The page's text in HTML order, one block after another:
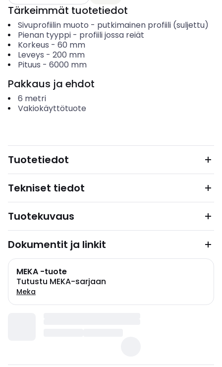
Tärkeimmät tuotetiedot
Sivuprofiilin muoto - putkimainen profiili (suljettu)
Pienan tyyppi- profiili jossa reiät
Korkeus - 60 mm
Leveys - 200 mm
Pituus - 6000 mm
Pakkaus ja ehdot
6 metri
Vakiokäyttötuote
Tuotetiedot
Tekniset tiedot
Tuotekuvaus
Dokumentit ja linkit
MEKA -tuote
Tutustu MEKA-sarjaan
Meka